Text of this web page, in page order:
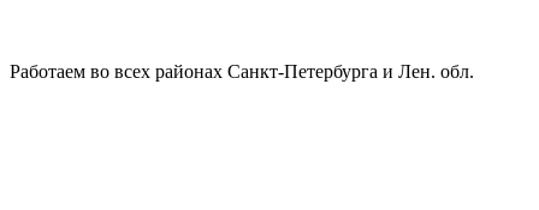
Работаем во всех районах Санкт-Петербурга и Лен. обл.